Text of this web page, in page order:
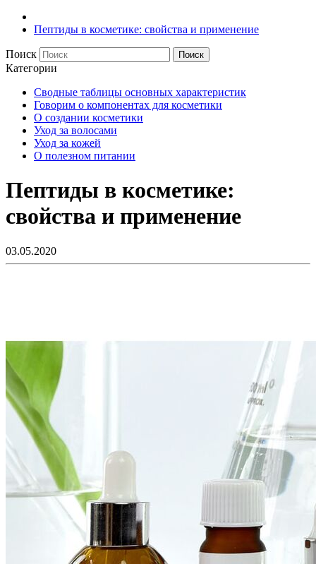
Пептиды в косметике: свойства и применение
Поиск Поиск
Категории
Сводные таблицы основных характеристик
Говорим о компонентах для косметики
О создании косметики
Уход за волосами
Уход за кожей
О полезном питании
Пептиды в косметике:
свойства и применение
03.05.2020